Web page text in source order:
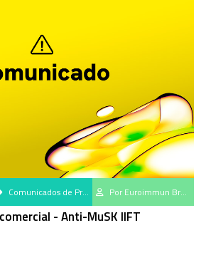
Comunicados de Produtos Por Euroimmun Brasil
- Anti-MuSK IIFT